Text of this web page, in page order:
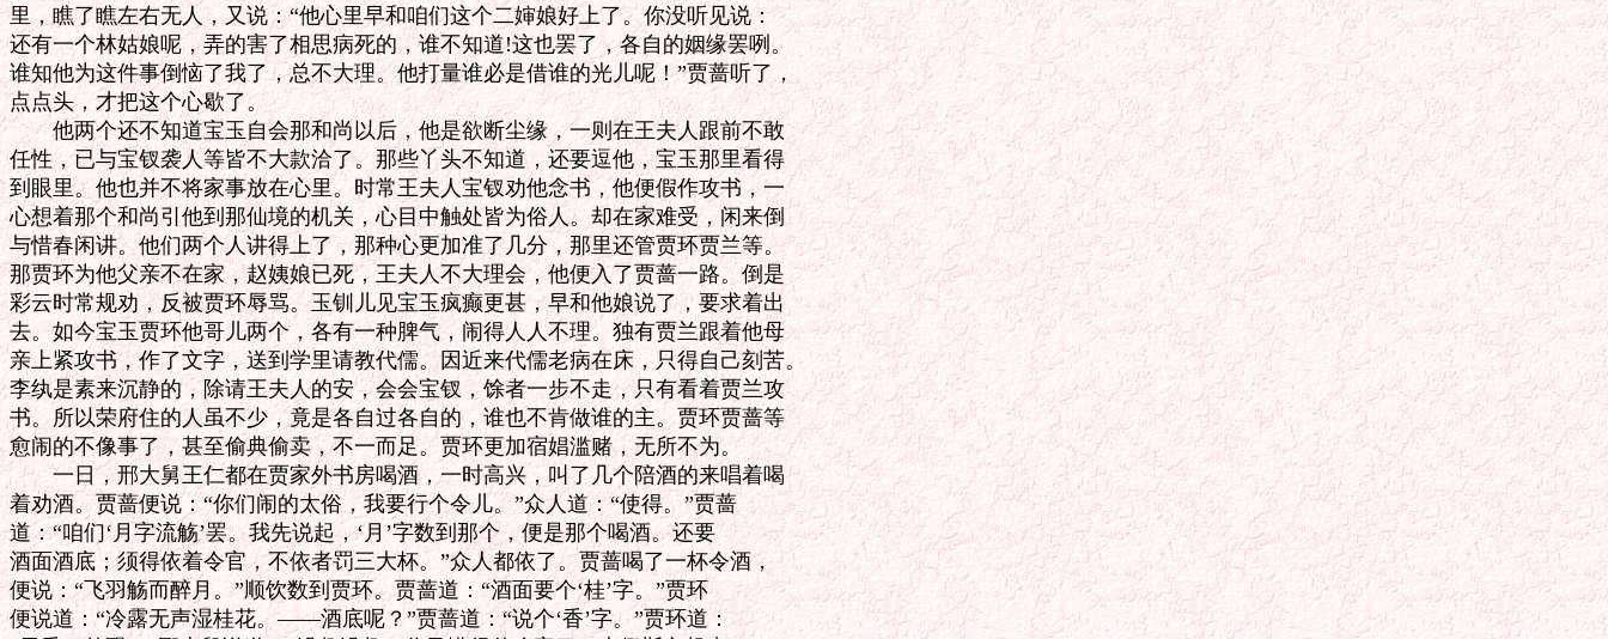
里，瞧了瞧左右无人，又说：“他心里早和咱们这个二婶娘好上了。你没听见说：
还有一个林姑娘呢，弄的害了相思病死的，谁不知道!这也罢了，各自的姻缘罢咧。
谁知他为这件事倒恼了我了，总不大理。他打量谁必是借谁的光儿呢！”贾蔷听了，
点点头，才把这个心歇了。
他两个还不知道宝玉自会那和尚以后，他是欲断尘缘，一则在王夫人跟前不敢
任性，已与宝钗袭人等皆不大款洽了。那些丫头不知道，还要逗他，宝玉那里看得
到眼里。他也并不将家事放在心里。时常王夫人宝钗劝他念书，他便假作攻书，一
心想着那个和尚引他到那仙境的机关，心目中触处皆为俗人。却在家难受，闲来倒
与惜春闲讲。他们两个人讲得上了，那种心更加准了几分，那里还管贾环贾兰等。
那贾环为他父亲不在家，赵姨娘已死，王夫人不大理会，他便入了贾蔷一路。倒是
彩云时常规劝，反被贾环辱骂。玉钏儿见宝玉疯癫更甚，早和他娘说了，要求着出
去。如今宝玉贾环他哥儿两个，各有一种脾气，闹得人人不理。独有贾兰跟着他母
亲上紧攻书，作了文字，送到学里请教代儒。因近来代儒老病在床，只得自己刻苦。
李纨是素来沉静的，除请王夫人的安，会会宝钗，馀者一步不走，只有看着贾兰攻
书。所以荣府住的人虽不少，竟是各自过各自的，谁也不肯做谁的主。贾环贾蔷等
愈闹的不像事了，甚至偷典偷卖，不一而足。贾环更加宿娼滥赌，无所不为。
一日，邢大舅王仁都在贾家外书房喝酒，一时高兴，叫了几个陪酒的来唱着喝
着劝酒。贾蔷便说：“你们闹的太俗，我要行个令儿。”众人道：“使得。”贾蔷
道：“咱们‘月字流觞’罢。我先说起，‘月’字数到那个，便是那个喝酒。还要
酒面酒底；须得依着令官，不依者罚三大杯。”众人都依了。贾蔷喝了一杯令酒，
便说：“飞羽觞而醉月。”顺饮数到贾环。贾蔷道：“酒面要个‘桂’字。”贾环
便说道：“冷露无声湿桂花。——酒底呢？”贾蔷道：“说个‘香’字。”贾环道：